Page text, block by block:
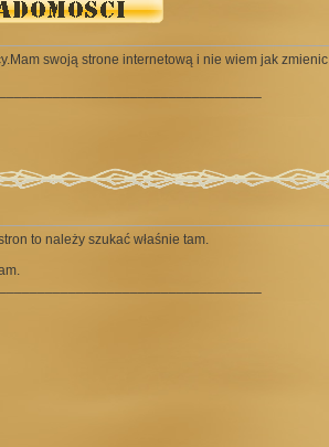
swoją strone internetową i nie wiem jak zmienic
to należy szukać właśnie tam.